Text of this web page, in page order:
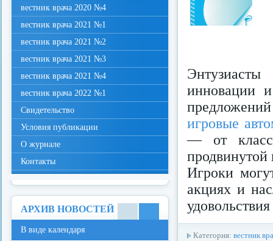
инновации
игровые
— от
Игроки
акциях и
Категория: вестник
вестник врача 2020 №4
вестник врача 2021 №1
вестник врача 2021 №2
вестник врача 2021 №3
вестник врача 2021 №4
вестник врача 2022 №1
Свидетельство
Условия публикации
О журнале
Контакты
АРХИВ НОВОСТЕЙ
В виде календаря